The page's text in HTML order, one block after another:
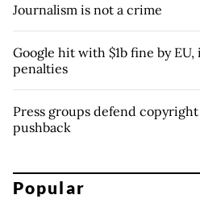
Journalism is not a crime
Google hit with $1b fine by
penalties
Press groups defend
pushback
Popular